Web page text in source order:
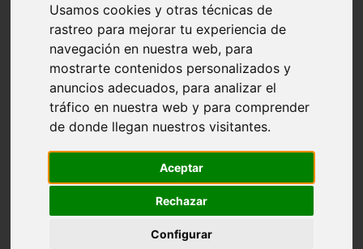
Usamos cookies y otras técnicas de
rastreo para mejorar tu experiencia de
navegación en nuestra web, para
mostrarte contenidos personalizados y
anuncios adecuados, para analizar el
tráfico en nuestra web y para comprender
de donde llegan nuestros visitantes.
Aceptar
Rechazar
Configurar
c entre rios
c generalidades del pais
c mendoza
c neuquen
c provincias
c rio negro
c santa fe
c tierra de fuego
c tucuman
destinos
lanzarote